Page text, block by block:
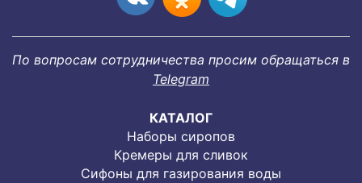
По вопросам сотрудничества просим обращаться в
Telegram
КАТАЛОГ
Наборы сиропов
Кремеры для сливок
Сифоны для газирования воды